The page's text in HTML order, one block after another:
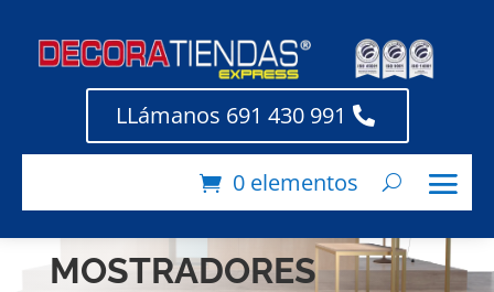
LLámanos 691 430 991
0 elementos
MOSTRADORES